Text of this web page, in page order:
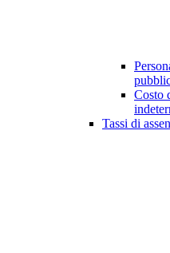
Costo
Tassi di